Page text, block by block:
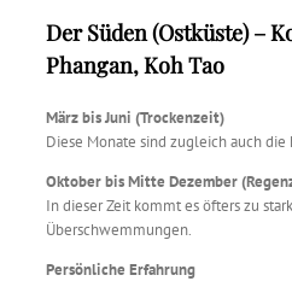
Der Süden (Ostküste) –
Phangan, Koh Tao
März bis Juni (Trockenzeit)
Diese Monate sind zugleich auch
Oktober bis Mitte Dezember
In dieser Zeit kommt es öfters zu
Überschwemmungen.
Persönliche Erfahrung